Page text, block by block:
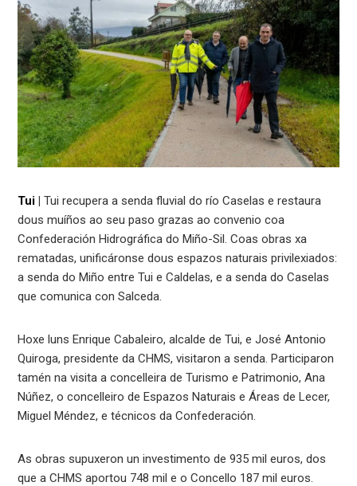
Tui | Tui recupera a senda fluvial do río Caselas e restaura
dous muíños ao seu paso grazas ao convenio coa
Confederación Hidrográfica do Miño-Sil. Coas obras xa
rematadas, unificáronse dous espazos naturais privilexiados:
a senda do Miño entre Tui e Caldelas, e a senda do Caselas
que comunica con Salceda.
Hoxe luns Enrique Cabaleiro, alcalde de Tui, e José Antonio
Quiroga, presidente da CHMS, visitaron a senda. Participaron
tamén na visita a concelleira de Turismo e Patrimonio, Ana
Núñez, o concelleiro de Espazos Naturais e Áreas de Lecer,
Miguel Méndez, e técnicos da Confederación.
As obras supuxeron un investimento de 935 mil euros, dos
que a CHMS aportou 748 mil e o Concello 187 mil euros.